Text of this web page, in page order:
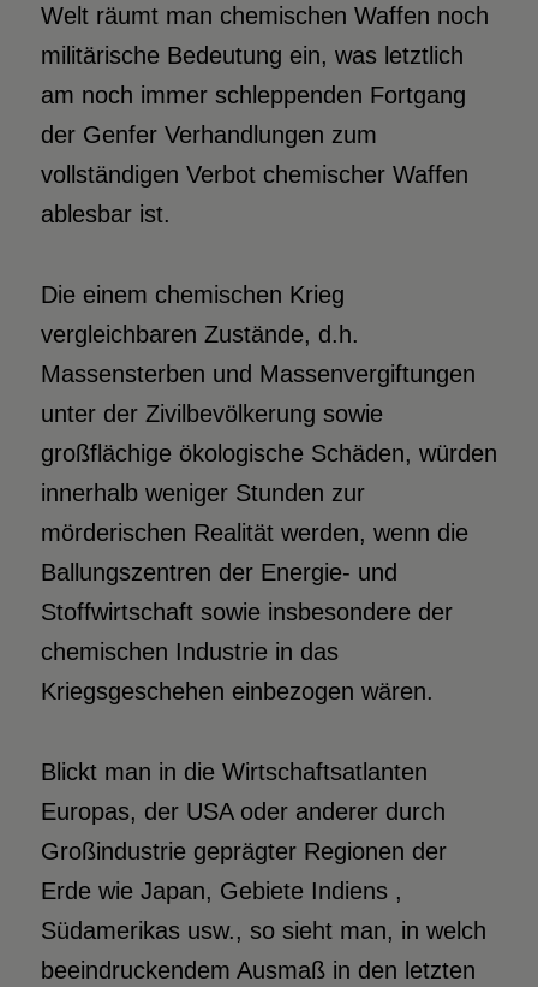
Welt räumt man chemischen Waffen noch
militärische Bedeutung ein, was letztlich
am noch immer schleppenden Fortgang
der Genfer Verhandlungen zum
vollständigen Verbot chemischer Waffen
ablesbar ist.
Die einem chemischen Krieg
vergleichbaren Zustände, d.h.
Massensterben und Massenvergiftungen
unter der Zivilbevölkerung sowie
großflächige ökologische Schäden, würden
innerhalb weniger Stunden zur
mörderischen Realität werden, wenn die
Ballungszentren der Energie- und
Stoffwirtschaft sowie insbesondere der
chemischen Industrie in das
Kriegsgeschehen einbezogen wären.
Blickt man in die Wirtschaftsatlanten
Europas, der USA oder anderer durch
Großindustrie geprägter Regionen der
Erde wie Japan, Gebiete Indiens ,
Südamerikas usw., so sieht man, in welch
beeindruckendem Ausmaß in den letzten